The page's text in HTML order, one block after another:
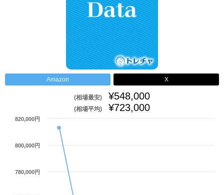
Amazon X
(相場最安) ¥548,000
(相場平均) ¥723,000
800,000円
780,000円
820,000円